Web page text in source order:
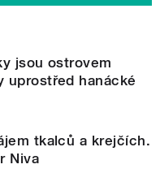
jsou ostrovem
uprostřed hanácké
tkalců a krejčích.
Niva